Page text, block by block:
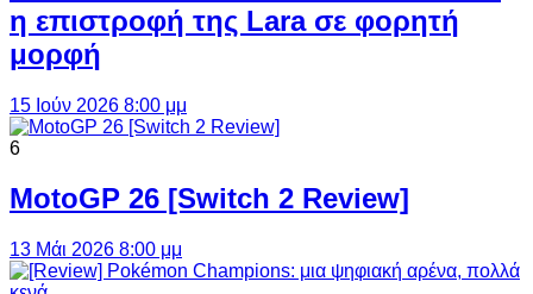
η επιστροφή της Lara σε φορητή
μορφή
15 Ιούν 2026 8:00 μμ
6
MotoGP 26 [Switch 2 Review]
13 Μάι 2026 8:00 μμ